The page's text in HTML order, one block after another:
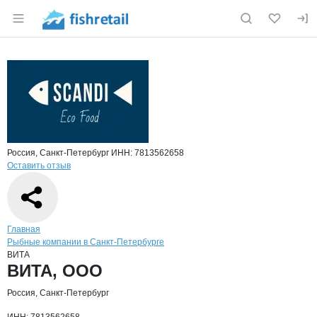
Раздел навигации по сайту fishretail.ru
Россия, Санкт-Петербург ИНН: 7813562658
Оставить отзыв
Навигация по сайту
Главная
Рыбные компании в Санкт-Петербурге
ВИТА
Основная информация о компании
ВИТА, ООО
Россия, Санкт-Петербург